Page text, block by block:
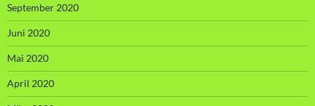
September 2020
Juni 2020
Mai 2020
April 2020